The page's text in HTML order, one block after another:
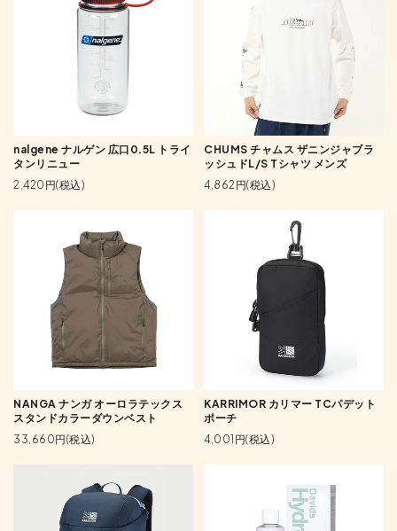
nalgene ナルゲン 広口0.5L トライ
タンリニュー
2,420円(税込)
CHUMS チャムス ザニンジャブラ
ッシュドL/S Tシャツ メンズ
4,862円(税込)
NANGA ナンガ オーロラテックス
スタンドカラーダウンベスト
33,660円(税込)
KARRIMOR カリマー TCパデット
ポーチ
4,001円(税込)